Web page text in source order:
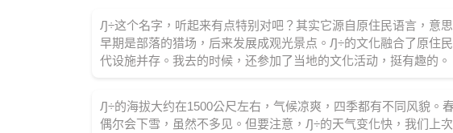
Ԓ÷这个名字，听起来有点特别对吧？其实它源自原住民语言，意
早期是部落的猎场，后来发展成观光景点。Ԓ÷的文化融合了原住
代设施并存。我去的时候，还参加了当地的文化活动，挺有趣的。
Ԓ÷的海拔大约在1500公尺左右，气候凉爽，四季都有不同风貌。
偶尔会下雪，虽然不多见。但要注意，Ԓ÷的天气变化快，我们上